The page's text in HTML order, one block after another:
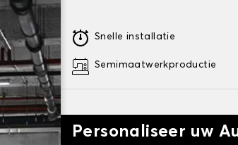
Snelle installatie
Semimaatwerkproductie
Personaliseer uw